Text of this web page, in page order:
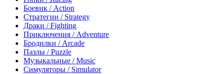
Боевик / Action
Стратегии / Strategy
Драки / Fighting
Приключения / Adventure
Бродилки / Arcade
Пазлы / Puzzle
Музыкальные / Music
Симуляторы / Simulator